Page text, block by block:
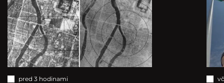
pred 3 hodinami